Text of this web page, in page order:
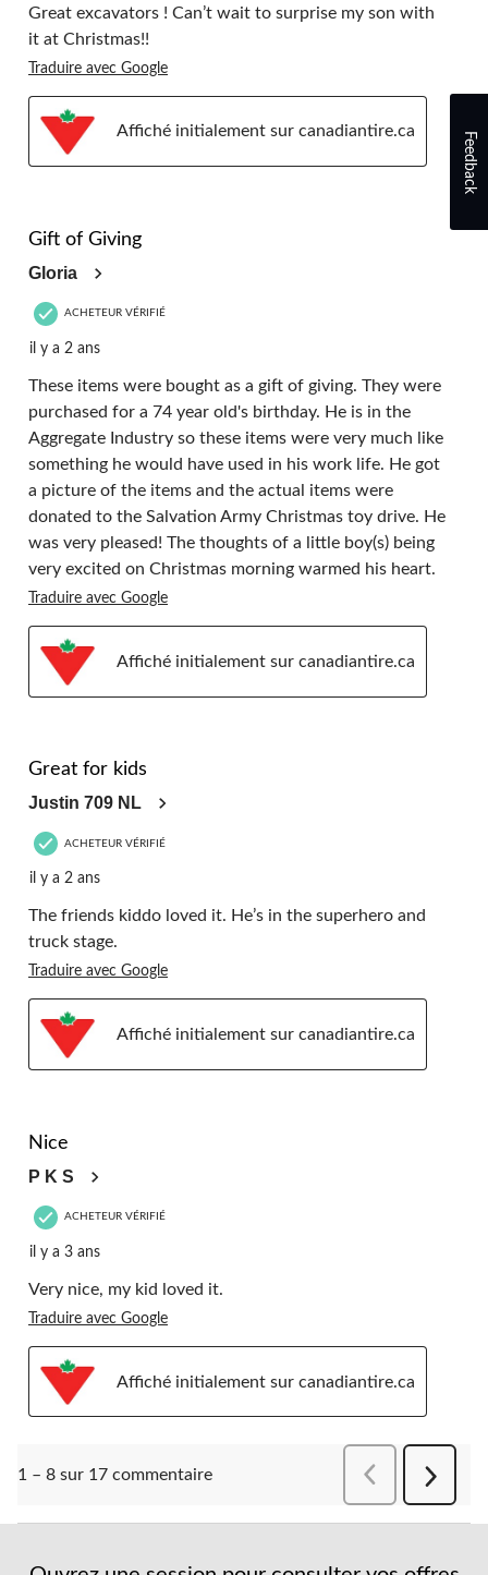
Great excavators ! Can’t wait to surprise my son with
it at Christmas!!
Traduire avec Google
Affiché initialement sur canadiantire.ca
Gift of Giving
Gloria
ACHETEUR VÉRIFIÉ
il y a 2 ans
These items were bought as a gift of giving. They were
purchased for a 74 year old's birthday. He is in the
Aggregate Industry so these items were very much like
something he would have used in his work life. He got
a picture of the items and the actual items were
donated to the Salvation Army Christmas toy drive. He
was very pleased! The thoughts of a little boy(s) being
very excited on Christmas morning warmed his heart.
Traduire avec Google
Affiché initialement sur canadiantire.ca
Great for kids
Justin 709 NL
ACHETEUR VÉRIFIÉ
il y a 2 ans
The friends kiddo loved it. He’s in the superhero and
truck stage.
Traduire avec Google
Affiché initialement sur canadiantire.ca
Nice
P K S
ACHETEUR VÉRIFIÉ
il y a 3 ans
Very nice, my kid loved it.
Traduire avec Google
Affiché initialement sur canadiantire.ca
1 – 8 sur 17 commentaire
Suivant
Feedback